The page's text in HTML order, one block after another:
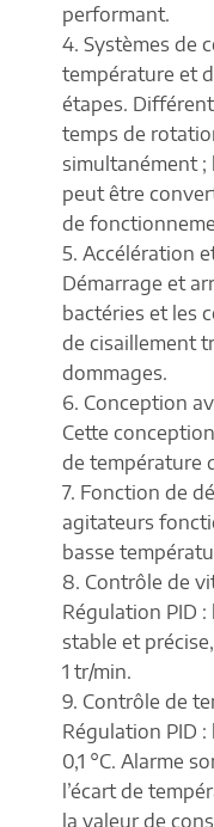
performant.
4. Systèmes de
température et
étapes.
temps de
simultanément
peut être
de
5. Accélération
Démarrage et
bactéries et les
de cisaillement
dommages.
6. Conception
Cette
de température
7. Fonction de
agitateurs
basse
8. Contrôle de
Régulation PID
stable et
1 tr/min.
9. Contrôle de
Régulation PID
0,1 °C. Alarme
l’écart de
la valeur de